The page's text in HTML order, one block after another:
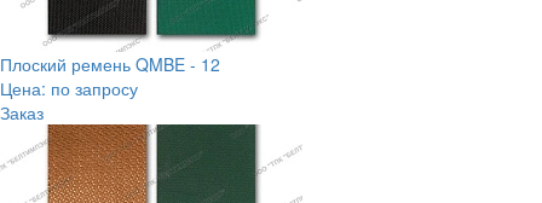
Плоский ремень QMBE - 12
Цена: по запросу
Заказ